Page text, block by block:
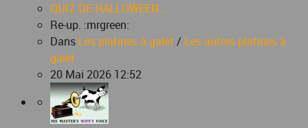
QUIZ DE HALLOWEEN...
Re-up. :mrgreen:
Dans Les platines à galet / Les autres platines à
galet
20 Mai 2026 12:52